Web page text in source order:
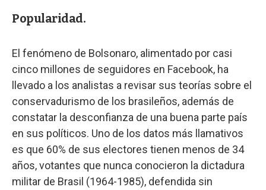
Popularidad.
El fenómeno de Bolsonaro, alimentado por casi
cinco millones de seguidores en Facebook, ha
llevado a los analistas a revisar sus teorías sobre el
conservadurismo de los brasileños, además de
constatar la desconfianza de una buena parte país
en sus políticos. Uno de los datos más llamativos
es que 60% de sus electores tienen menos de 34
años, votantes que nunca conocieron la dictadura
militar de Brasil (1964-1985), defendida sin